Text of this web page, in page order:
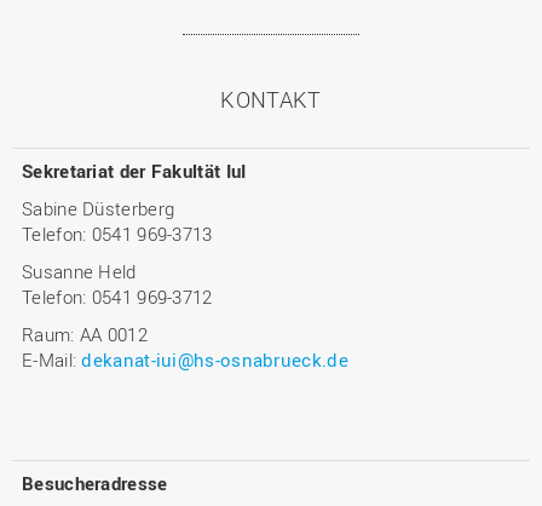
KONTAKT
Sekretariat der Fakultät IuI
Sabine Düsterberg
Telefon: 0541 969-3713
Susanne Held
Telefon: 0541 969-3712
Raum: AA 0012
E-Mail:dekanat-iui@hs-osnabrueck.de
Besucheradresse